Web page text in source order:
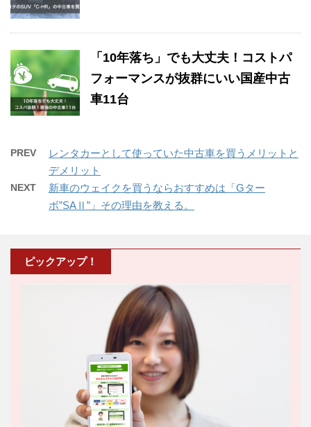
「10年落ち」でも大丈夫！コストパ
フォーマンスが抜群にいい国産中古
車11台
PREV
レンタカーとして使っていた中古車を買うメリットと
デメリット
NEXT
新車のウェイクを買うならおすすめは「Gター
ボ”SAⅡ”」その理由を教える。
ピックアップ！